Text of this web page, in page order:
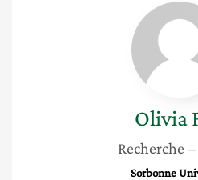
Foli
Olivia
Recherche
Sorbonne